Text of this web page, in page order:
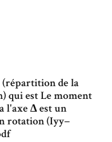
de la
qui est Le moment
l'axe ∆ est un
rotation (Iyy−